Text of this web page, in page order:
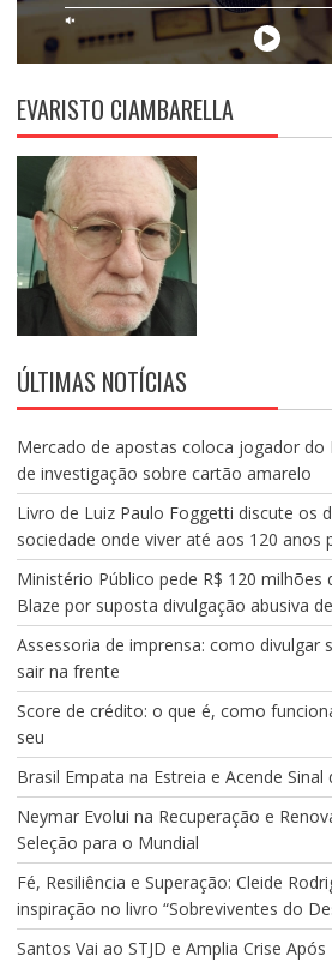
EVARISTO CIAMBARELLA
ÚLTIMAS NOTÍCIAS
Mercado de apostas coloca jogador do
de investigação sobre cartão amarelo
Livro de Luiz Paulo Foggetti discute os
sociedade onde viver até aos 120 anos
Ministério Público pede R$ 120 milhões
Blaze por suposta divulgação abusiva
Assessoria de imprensa: como divulgar
sair na frente
Score de crédito: o que é, como
seu
Brasil Empata na Estreia e Acende Sinal
Neymar Evolui na Recuperação e
Seleção para o Mundial
Fé, Resiliência e Superação: Cleide
inspiração no livro “Sobreviventes do
Santos Vai ao STJD e Amplia Crise